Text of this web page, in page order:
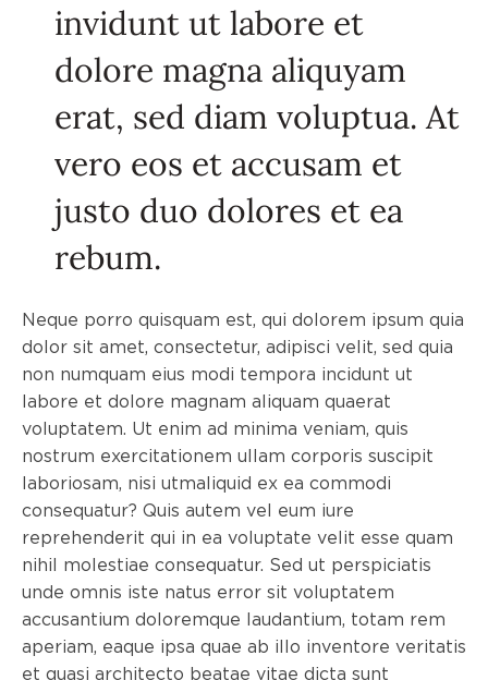
invidunt ut labore et
dolore magna aliquyam
erat, sed diam voluptua. At
vero eos et accusam et
justo duo dolores et ea
rebum.
Neque porro quisquam est, qui dolorem ipsum quia
dolor sit amet, consectetur, adipisci velit, sed quia
non numquam eius modi tempora incidunt ut
labore et dolore magnam aliquam quaerat
voluptatem. Ut enim ad minima veniam, quis
nostrum exercitationem ullam corporis suscipit
laboriosam, nisi utmaliquid ex ea commodi
consequatur? Quis autem vel eum iure
reprehenderit qui in ea voluptate velit esse quam
nihil molestiae consequatur. Sed ut perspiciatis
unde omnis iste natus error sit voluptatem
accusantium doloremque laudantium, totam rem
aperiam, eaque ipsa quae ab illo inventore veritatis
et quasi architecto beatae vitae dicta sunt